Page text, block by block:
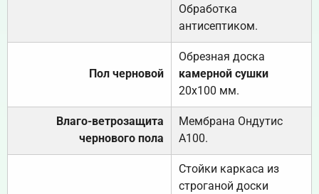
Обработка
антисептиком.
Пол черновой
Обрезная доска
камерной сушки
20х100 мм.
Влаго-ветрозащита
чернового пола
Мембрана Ондутис
А100.
Стойки каркаса из
строганой доски